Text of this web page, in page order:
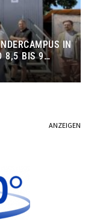
IN
8,5 BIS 9
ANZEIGEN